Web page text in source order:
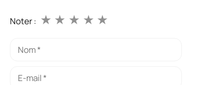
Noter : ★
★
★
★
★
Nom